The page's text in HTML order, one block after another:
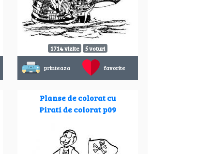
1714 vizite 5 voturi
printeaza favorite
Planse de colorat cu
Pirati de colorat p09